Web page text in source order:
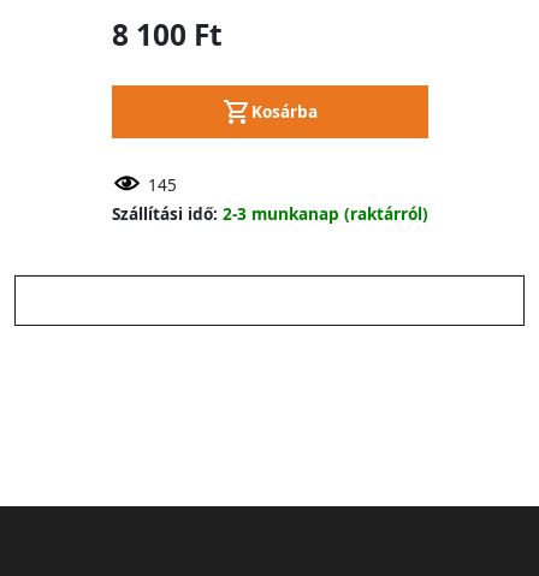
8 100 Ft
Kosárba
145
Szállítási idő: 2-3 munkanap (raktárról)